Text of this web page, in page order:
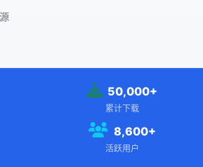
50,000+
累计下载
8,600+
活跃用户